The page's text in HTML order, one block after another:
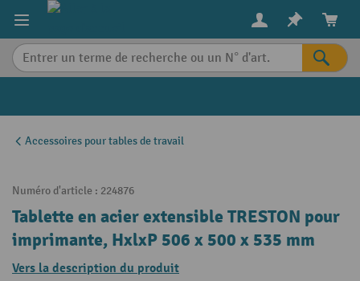
content
Accessoires pour tables de travail
Numéro d'article : 224876
Tablette en acier extensible TRESTON pour
imprimante, HxlxP 506 x 500 x 535 mm
Vers la description du produit